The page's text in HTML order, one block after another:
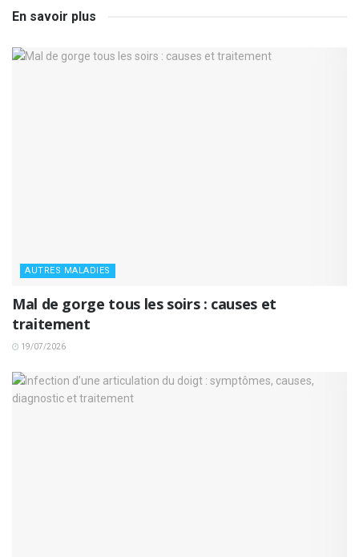
En savoir plus
AUTRES MALADIES
Mal de gorge tous les soirs : causes et
traitement
19/07/2026